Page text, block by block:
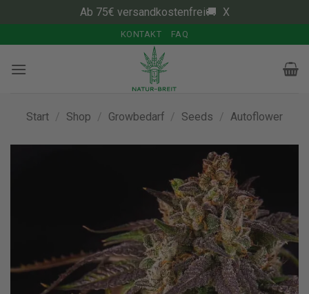
Ab 75€ versandkostenfrei🚚 X
Inhalt
springen
KONTAKT FAQ
Start / Shop / Growbedarf / Seeds / Autoflower